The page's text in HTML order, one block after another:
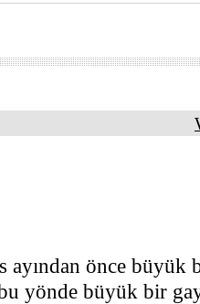
ayından önce büyük
yönde büyük bir